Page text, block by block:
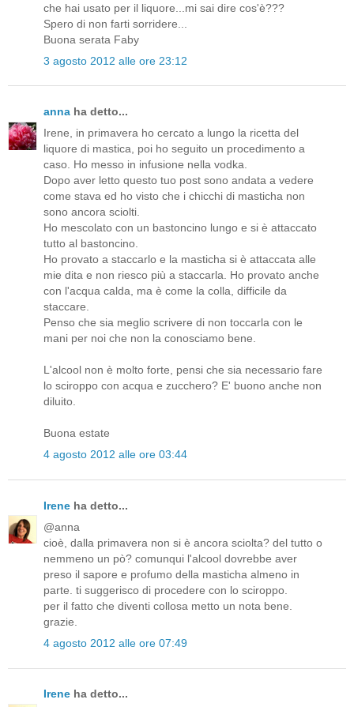
che hai usato per il liquore...mi sai dire cos'è???
Spero di non farti sorridere...
Buona serata Faby
3 agosto 2012 alle ore 23:12
anna ha detto...
Irene, in primavera ho cercato a lungo la ricetta del
liquore di mastica, poi ho seguito un procedimento a
caso. Ho messo in infusione nella vodka.
Dopo aver letto questo tuo post sono andata a vedere
come stava ed ho visto che i chicchi di masticha non
sono ancora sciolti.
Ho mescolato con un bastoncino lungo e si è attaccato
tutto al bastoncino.
Ho provato a staccarlo e la masticha si è attaccata alle
mie dita e non riesco più a staccarla. Ho provato anche
con l'acqua calda, ma è come la colla, difficile da
staccare.
Penso che sia meglio scrivere di non toccarla con le
mani per noi che non la conosciamo bene.
L'alcool non è molto forte, pensi che sia necessario fare
lo sciroppo con acqua e zucchero? E' buono anche non
diluito.
Buona estate
4 agosto 2012 alle ore 03:44
Irene ha detto...
@anna
cioè, dalla primavera non si è ancora sciolta? del tutto o
nemmeno un pò? comunqui l'alcool dovrebbe aver
preso il sapore e profumo della masticha almeno in
parte. ti suggerisco di procedere con lo sciroppo.
per il fatto che diventi collosa metto un nota bene.
grazie.
4 agosto 2012 alle ore 07:49
Irene ha detto...